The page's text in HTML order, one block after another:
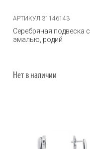
АРТИКУЛ 31146143
Серебряная подвеска с
эмалью, родий
Нет в наличии